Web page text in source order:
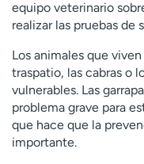
equipo veterinario
realizar las pruebas de
Los animales que
traspatio, las cabras o
vulnerables. Las
problema grave para
que hace que la
importante.